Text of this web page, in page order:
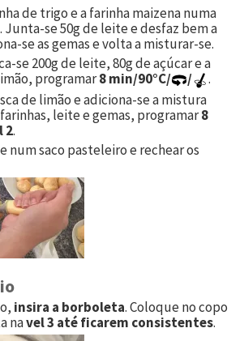
de trigo e a farinha maizena numa
Junta-se 50g de leite e desfaz bem a
se as gemas e volta a misturar-se.
se200g de leite,80g de açúcar e a
programar8 min/90°C/ /
.
de limão e adiciona-se a mistura
leite e gemas, programar8
2.
num saco pasteleiro e rechear os
insira a borboleta. Coloque no copo
navel 3 até ficarem consistentes.